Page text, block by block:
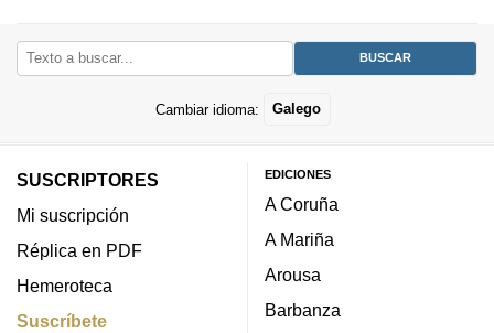
Cambiar idioma: Galego
SUSCRIPTORES
Mi suscripción
Réplica en PDF
Hemeroteca
Suscríbete
EDICIONES
A Coruña
A Mariña
Arousa
Barbanza